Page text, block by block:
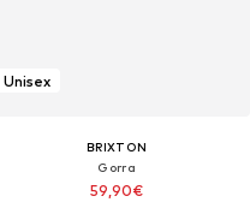
Unisex
BRIXTON
Gorra
59,90€